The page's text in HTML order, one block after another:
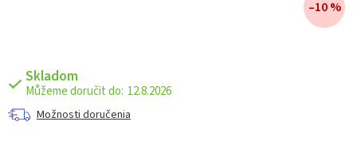
Skladom
12.8.2026
Možnosti doručenia
–10 %